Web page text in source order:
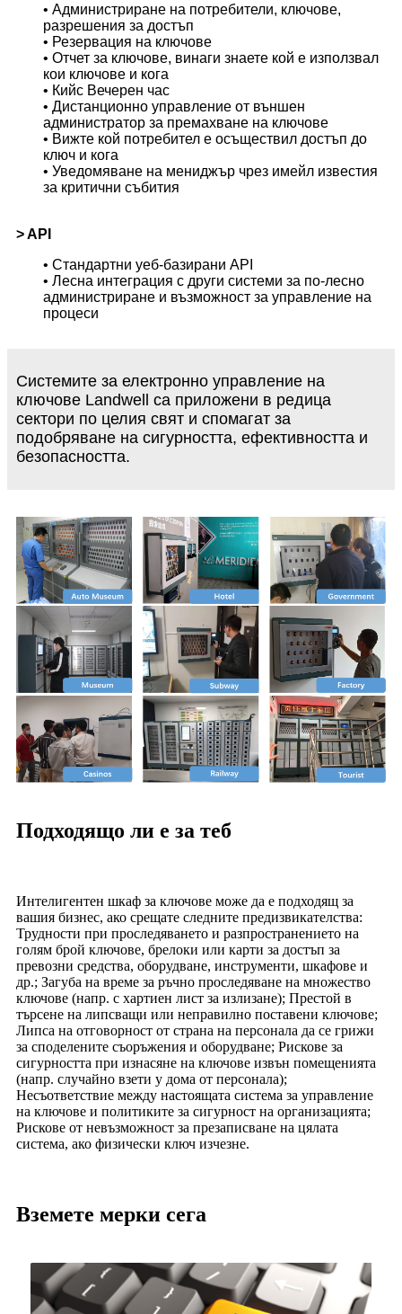
• Администриране на потребители, ключове,
разрешения за достъп
• Резервация на ключове
• Отчет за ключове, винаги знаете кой е използвал
кои ключове и кога
• Кийс Вечерен час
• Дистанционно управление от външен
администратор за премахване на ключове
• Вижте кой потребител е осъществил достъп до
ключ и кога
• Уведомяване на мениджър чрез имейл известия
за критични събития
> API
• Стандартни уеб-базирани API
• Лесна интеграция с други системи за по-лесно
администриране и възможност за управление на
процеси
Системите за електронно управление на
ключове Landwell са приложени в редица
сектори по целия свят и спомагат за
подобряване на сигурността, ефективността и
безопасността.
Подходящо ли е за теб
Интелигентен шкаф за ключове може да е подходящ за
вашия бизнес, ако срещате следните предизвикателства:
Трудности при проследяването и разпространението на
голям брой ключове, брелоки или карти за достъп за
превозни средства, оборудване, инструменти, шкафове и
др.; Загуба на време за ръчно проследяване на множество
ключове (напр. с хартиен лист за излизане); Престой в
търсене на липсващи или неправилно поставени ключове;
Липса на отговорност от страна на персонала да се грижи
за споделените съоръжения и оборудване; Рискове за
сигурността при изнасяне на ключове извън помещенията
(напр. случайно взети у дома от персонала);
Несъответствие между настоящата система за управление
на ключове и политиките за сигурност на организацията;
Рискове от невъзможност за презаписване на цялата
система, ако физически ключ изчезне.
Вземете мерки сега